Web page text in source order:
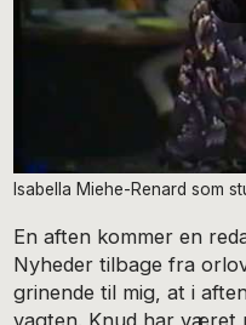
Isabella Miehe-Renard som
En aften kommer en
Nyheder tilbage fra
grinende til mig, at i